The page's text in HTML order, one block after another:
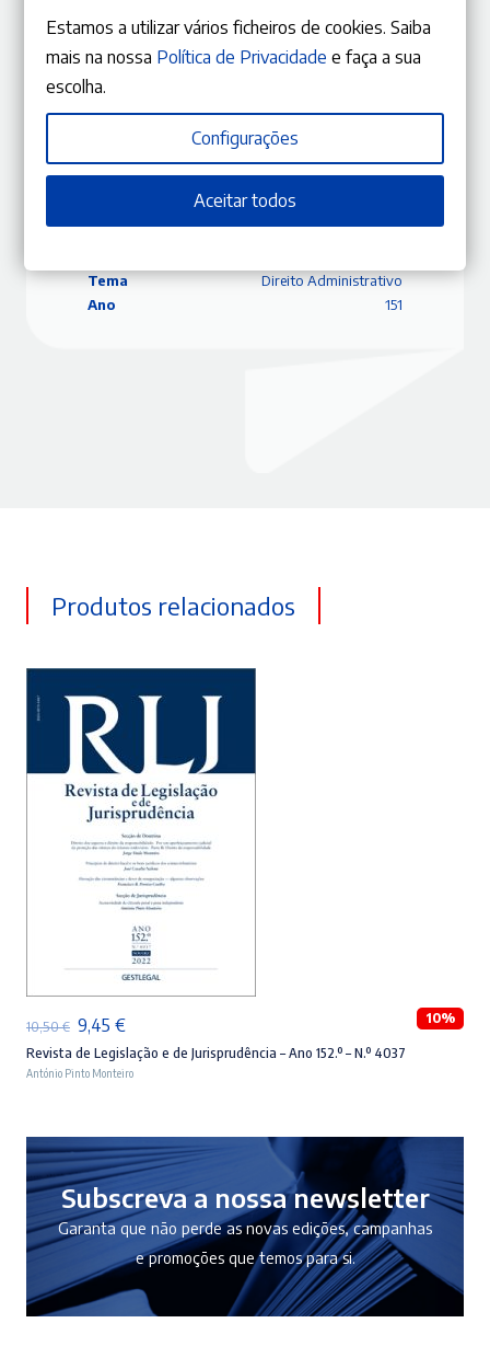
9770870848330
Editora
Gestlegal
Março – Abril 2022
Capa
Capa mole
Tema
Direito Administrativo
Ano
151
Produtos relacionados
10,50€ O
preço
original
10,50 €.
9,45 €O
preço
atual
9,45 €.
10%
Revista de Legislação e de Jurisprudência – Ano 152.º – N.º 4037
António Pinto Monteiro
Subscreva a nossa newsletter
Garanta que não perde as novas edições, campanhas
e promoções que temos para si.
Estamos a utilizar vários ficheiros de cookies. Saiba
mais na nossa Política de Privacidade e faça a sua
escolha.
Configurações
Aceitar todos